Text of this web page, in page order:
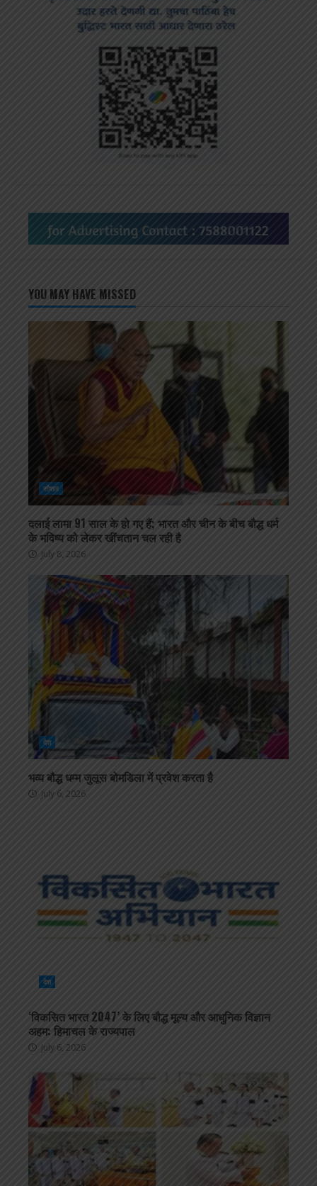
YOU MAY HAVE MISSED
सोशल
दलाई लामा 91 साल के हो गए हैं; भारत और चीन के बीच बौद्ध धर्म
के भविष्य को लेकर खींचतान चल रही है
July 8, 2026
देश
भव्य बौद्ध धम्म जुलूस बोमडिला में प्रवेश करता है
July 6, 2026
देश
‘विकसित भारत 2047’ के लिए बौद्ध मूल्य और आधुनिक विज्ञान
अहम: हिमाचल के राज्यपाल
July 6, 2026